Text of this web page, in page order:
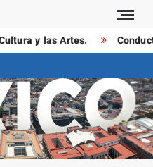
y las Artes.